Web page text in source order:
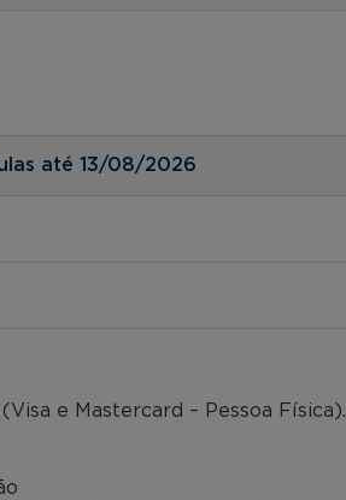
até 13/08/2026
e Mastercard – Pessoa Física).